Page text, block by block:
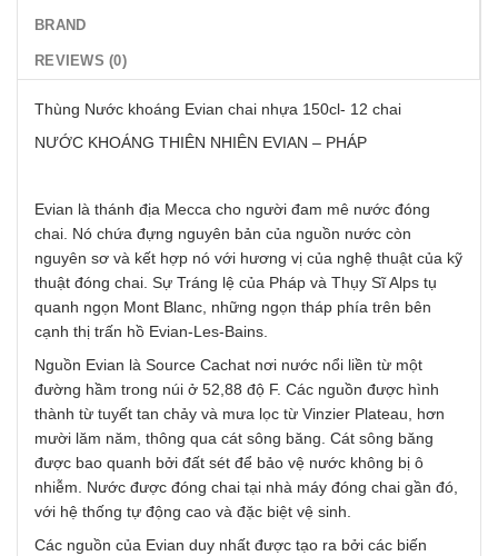
BRAND
REVIEWS (0)
Thùng Nước khoáng Evian chai nhựa 150cl- 12 chai
NƯỚC KHOÁNG THIÊN NHIÊN EVIAN – PHÁP
Evian là thánh địa Mecca cho người đam mê nước đóng
chai. Nó chứa đựng nguyên bản của nguồn nước còn
nguyên sơ và kết hợp nó với hương vị của nghệ thuật của kỹ
thuật đóng chai. Sự Tráng lệ của Pháp và Thụy Sĩ Alps tụ
quanh ngọn Mont Blanc, những ngọn tháp phía trên bên
cạnh thị trấn hồ Evian-Les-Bains.
Nguồn Evian là Source Cachat nơi nước nổi liền từ một
đường hầm trong núi ở 52,88 độ F. Các nguồn được hình
thành từ tuyết tan chảy và mưa lọc từ Vinzier Plateau, hơn
mười lăm năm, thông qua cát sông băng. Cát sông băng
được bao quanh bởi đất sét để bảo vệ nước không bị ô
nhiễm. Nước được đóng chai tại nhà máy đóng chai gần đó,
với hệ thống tự động cao và đặc biệt vệ sinh.
Các nguồn của Evian duy nhất được tạo ra bởi các biến